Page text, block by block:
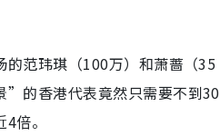
范玮琪（100万）和萧蔷（35
”的香港代表竟然只需要不到30
倍。